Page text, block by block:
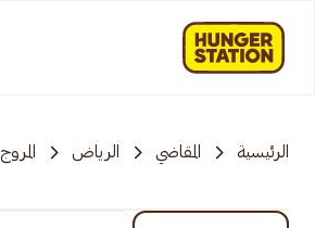
الرئيسية المقاضي الرياض المروج